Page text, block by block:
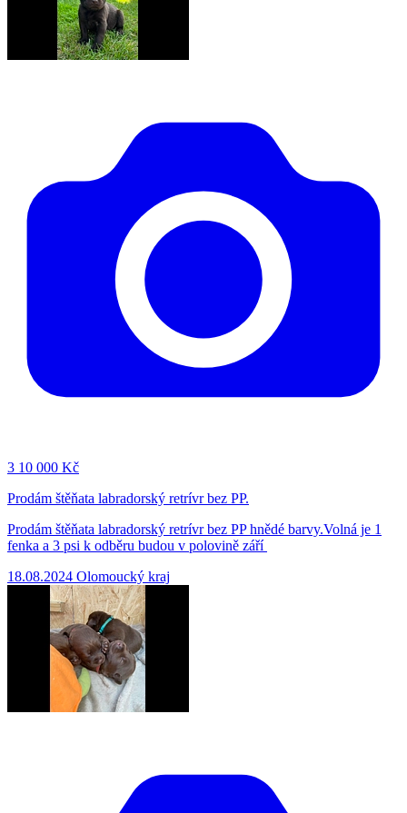
3 10 000 Kč
Prodám štěňata labradorský retrívr bez PP.
Prodám štěňata labradorský retrívr bez PP hnědé barvy.Volná je 1
fenka a 3 psi k odběru budou v polovině září
18.08.2024 Olomoucký kraj